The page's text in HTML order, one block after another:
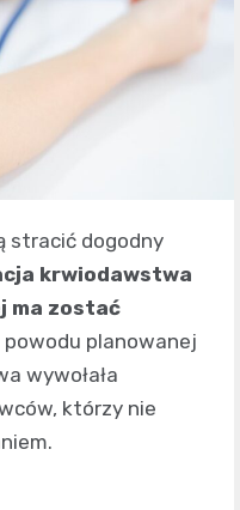
stracić dogodny
krwiodawstwa
ma zostać
powodu planowanej
wywołała
którzy nie